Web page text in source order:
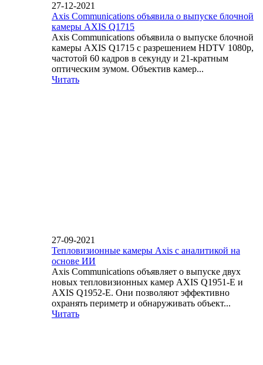
27-12-2021
Axis Communications объявила о выпуске блочной
камеры AXIS Q1715
Axis Communications объявила о выпуске блочной
камеры AXIS Q1715 с разрешением HDTV 1080p,
частотой 60 кадров в секунду и 21-кратным
оптическим зумом. Объектив камер...
Читать
27-09-2021
Тепловизионные камеры Axis с аналитикой на
основе ИИ
Axis Communications объявляет о выпуске двух
новых тепловизионных камер AXIS Q1951-E и
AXIS Q1952-E. Они позволяют эффективно
охранять периметр и обнаруживать объект...
Читать